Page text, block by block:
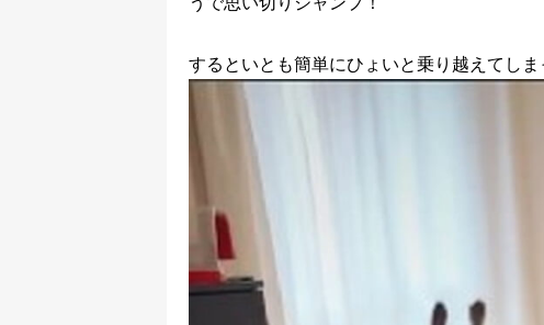
するといとも簡単にひょいと乗り越えてし